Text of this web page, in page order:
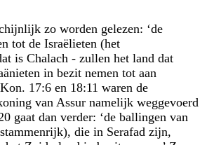
zo worden gelezen: ‘de
tot de Israëlieten (het
is Chalach - zullen het land dat
in bezit nemen tot aan
17:6 en 18:11 waren de
van Assur namelijk weggevoerd
gaat dan verder: ‘de ballingen van
die in Serafad zijn,